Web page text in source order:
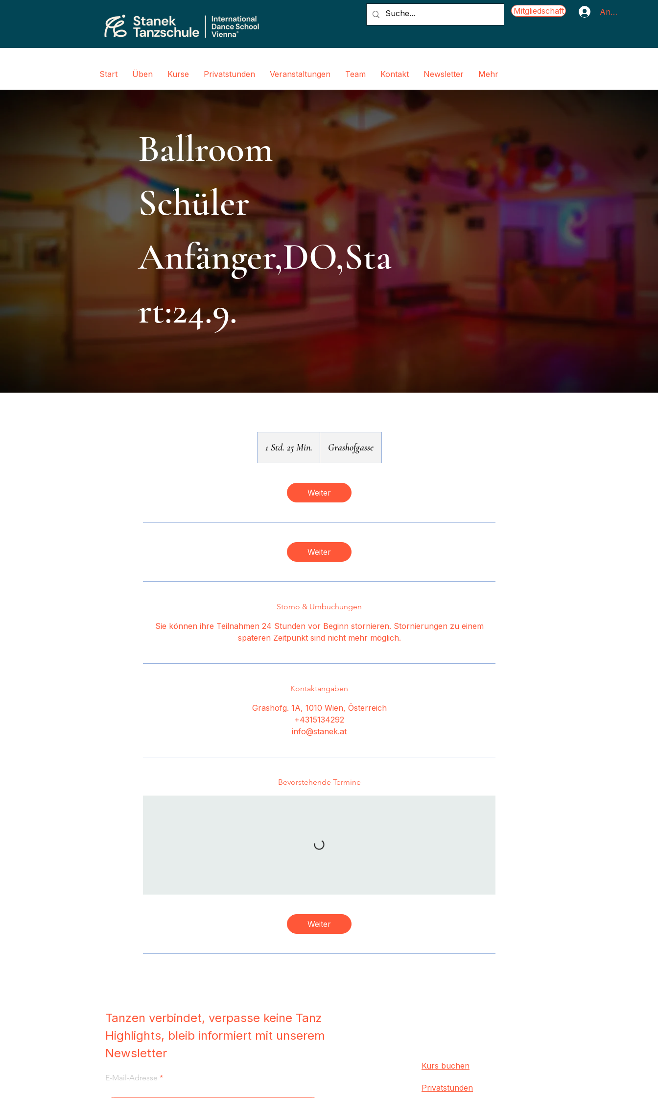
Mitgliedschaft Anmelden
Start Üben Kurse Privatstunden Veranstaltungen Team Kontakt Newsletter Mehr
Ballroom
Schüler
Anfänger,DO,Sta
rt:24.9.
1 Std. 25 Min.
S
d
2
5
i
n
.
Grashofgasse
Weiter
Weiter
Storno & Umbuchungen
Sie können ihre Teilnahmen 24 Stunden vor Beginn stornieren. Stornierungen zu einem
späteren Zeitpunkt sind nicht mehr möglich.
Kontaktangaben
Grashofg. 1A, 1010 Wien, Österreich
+4315134292
info@stanek.at
Bevorstehende Termine
Weiter
Tanzen verbindet, verpasse keine Tanz
Highlights, bleib informiert mit unserem
Newsletter
E-Mail-Adresse
Kurs buchen
Privatstunden